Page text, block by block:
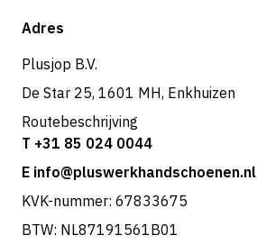
Shop
Adres
Plusjop B.V.
De Star 25, 1601 MH, Enkhuizen
Routebeschrijving
T +31 85 024 0044
E info@pluswerkhandschoenen.nl
KVK-nummer: 67833675
BTW: NL87191561B01